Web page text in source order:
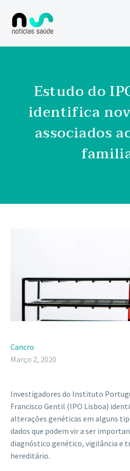
Estudo do
identifica
associados
Cancro
Março 2, 2020
Investigadores do Instituto
Francisco Gentil (IPO Lisboa)
alterações genéticas em alguns
dados que podem vir a ser
diagnóstico genético, vigilância e
hereditário.